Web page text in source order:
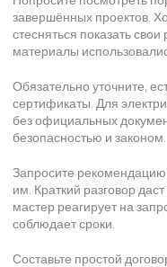
завершённых проектов.
стесняться показать
материалы
Обязательно уточните,
сертификаты. Для
без официальных
безопасностью и законом.
Запросите
им. Краткий разговор
мастер реагирует на
соблюдает сроки.
Составьте простой